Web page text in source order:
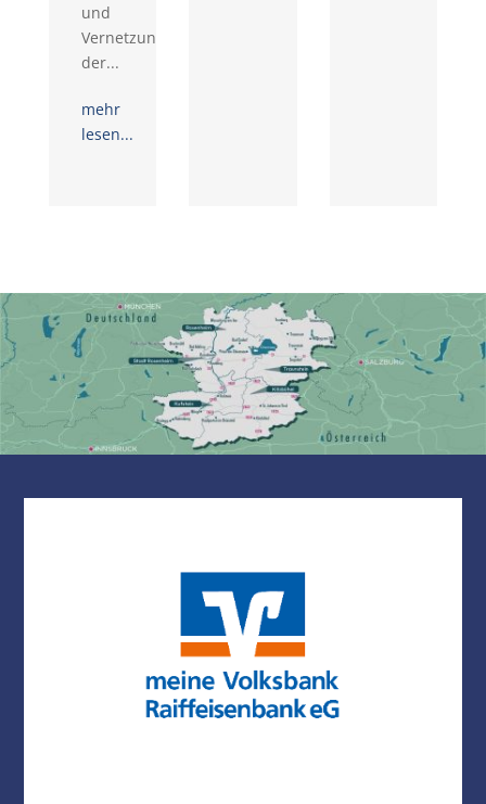
und
Vernetzungstreffen
der...
mehr
lesen...